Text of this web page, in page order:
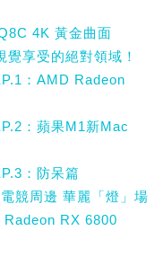
4K 黃金曲面
享受的絕對領域！
：AMD Radeon
：蘋果M1新Mac
：防呆篇
競周邊 華麗「燈」場
RX 6800